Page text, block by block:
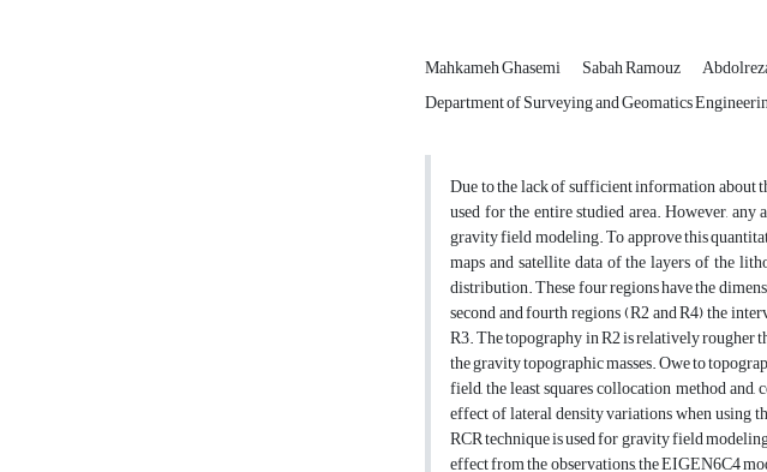
Mahkameh Ghasemi Sabah Ramouz
Department of Surveying and Geomatics
Due to the lack of sufficient information about
used for the entire studied area. However,
gravity field modeling. To approve this
maps and satellite data of the layers of the
distribution. These four regions have the
second and fourth regions (R2 and R4) the
R3. The topography in R2 is relatively rougher
the gravity topographic masses. Owe to
field, the least squares collocation method
effect of lateral density variations when using
RCR technique is used for gravity field
effect from the observations, the EIGEN6C4